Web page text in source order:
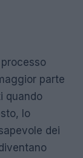
parte
quando
lo
dei